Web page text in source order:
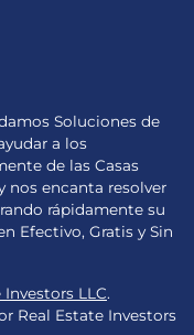
Soluciones de
a los
de las Casas
nos encanta resolver
rápidamente su
Efectivo, Gratis y Sin
Investors LLC.
Real Estate Investors